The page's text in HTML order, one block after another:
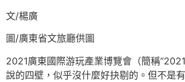
文/楊廣
圖/廣東省文旅廳供圖
2021廣東國際游玩產業博覽會（簡稱
說的四壁，似乎沒什麼好抉剔的。但不是